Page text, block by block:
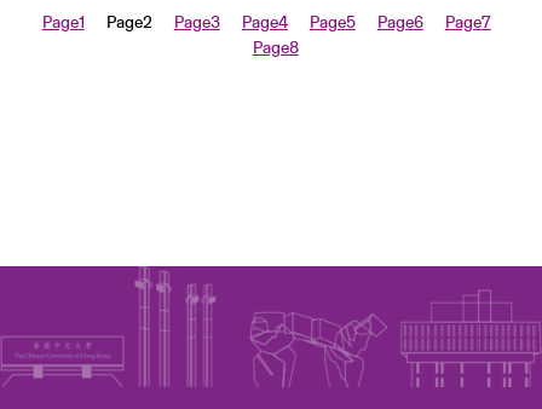
Page1 Page2 Page3 Page4 Page5 Page6 Page7
Page8